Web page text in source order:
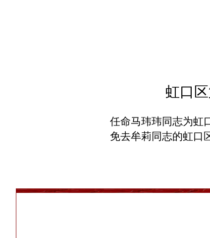
虹口区
任命马玮玮同志为虹
免去牟莉同志的虹口